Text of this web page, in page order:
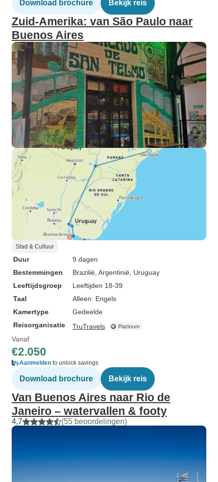
Download brochure Bekijk reis
Zuid-Amerika: van São Paulo naar
Buenos Aires
Stad & Cultuur
Duur
9 dagen
Bestemmingen
Brazilië , Argentinië , Uruguay
Leeftijdsgroep
Leeftijden 18-39
Taal
Alleen: Engels
Kamertype
Gedeelde
Reisorganisatie
TruTravels
Vanaf
€2.050
Aanmelden to unlock savings
Download brochure Bekijk reis
Van Buenos Aires naar Rio de
Janeiro – watervallen & footy
4,7 (55 beoordelingen)